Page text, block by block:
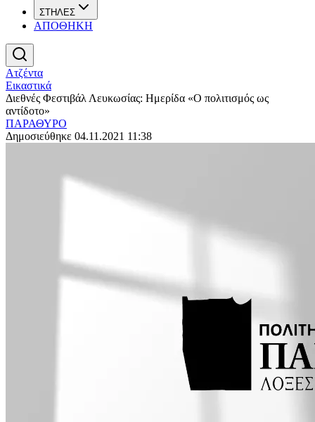
ΣΤΗΛΕΣ
ΑΠΟΘΗΚΗ
Ατζέντα
Εικαστικά
Διεθνές Φεστιβάλ Λευκωσίας: Ημερίδα «Ο πολιτισμός ως
αντίδοτο»
ΠΑΡΑΘΥΡΟ
Δημοσιεύθηκε 04.11.2021 11:38